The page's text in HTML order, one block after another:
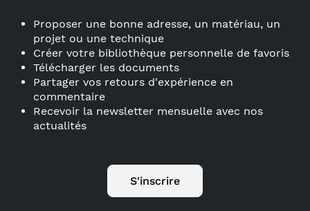
Proposer une bonne adresse, un matériau, un
projet ou une technique
Créer votre bibliothèque personnelle de favoris
Télécharger les documents
Partager vos retours d'expérience en
commentaire
Recevoir la newsletter mensuelle avec nos
actualités
S'inscrire